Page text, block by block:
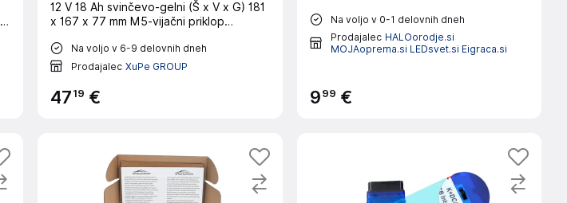
12 V 18 Ah svinčevo-gelni (Š x V x G) 181
x 167 x 77 mm M5-vijačni priklop
Na voljo v 6-9 delovnih dneh
Prodajalec XuPe GROUP
4719 €
Na voljo v 0-1 delovnih dneh
Prodajalec HALOorodje.si
MOJAoprema.si LEDsvet.si Eigraca.si
999 €